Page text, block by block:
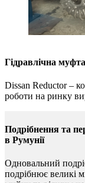
Гідравлічна
Dissan Reductor –
роботи на ринку
Подрібнення та
в Румунії
Одновальний
подрібнює великі